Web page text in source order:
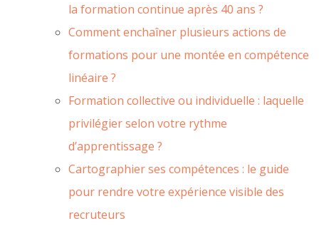
la formation continue après 40 ans ?
Comment enchaîner plusieurs actions de
formations pour une montée en compétence
linéaire ?
Formation collective ou individuelle : laquelle
privilégier selon votre rythme
d’apprentissage ?
Cartographier ses compétences : le guide
pour rendre votre expérience visible des
recruteurs